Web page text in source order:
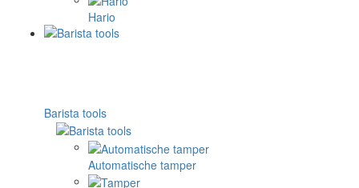
Hario
Barista tools
Automatische tamper